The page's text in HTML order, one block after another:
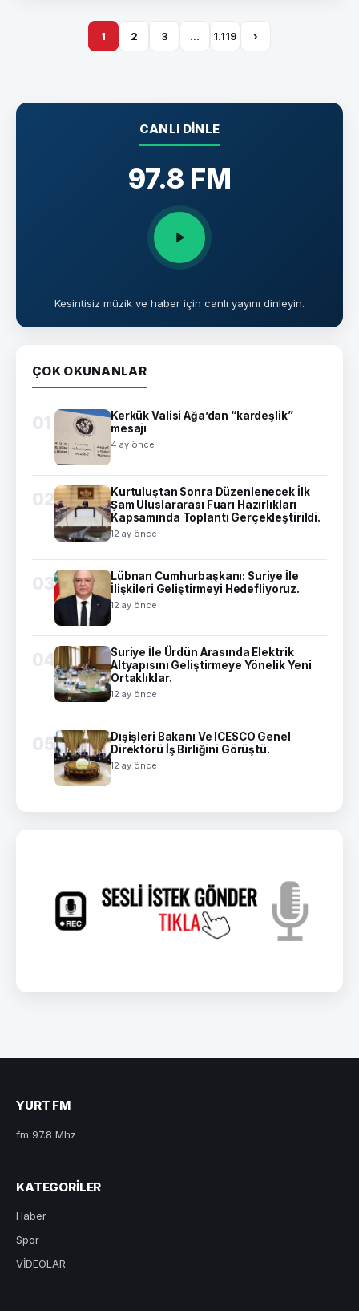
1 2 3 … 1.119 ›
CANLI DINLE
97.8 FM
Kesintisiz müzik ve haber için canlı yayını dinleyin.
ÇOK OKUNANLAR
01
Kerkük Valisi Ağa’dan “kardeşlik”
mesajı
4 ay önce
02
Kurtuluştan Sonra Düzenlenecek İlk
Şam Uluslararası Fuarı Hazırlıkları
Kapsamında Toplantı Gerçekleştirildi.
12 ay önce
03
Lübnan Cumhurbaşkanı: Suriye İle
İlişkileri Geliştirmeyi Hedefliyoruz.
12 ay önce
04
Suriye İle Ürdün Arasında Elektrik
Altyapısını Geliştirmeye Yönelik Yeni
Ortaklıklar.
12 ay önce
05
Dışişleri Bakanı Ve ICESCO Genel
Direktörü İş Birliğini Görüştü.
12 ay önce
YURT FM
fm 97.8 Mhz
KATEGORILER
Haber
Spor
VİDEOLAR